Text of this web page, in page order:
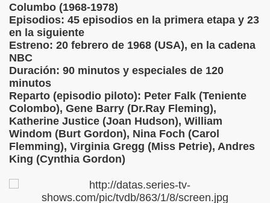
Columbo (1968-1978)
Episodios: 45 episodios en la primera etapa y 23
en la siguiente
Estreno: 20 febrero de 1968 (USA), en la cadena
NBC
Duración: 90 minutos y especiales de 120
minutos
Reparto (episodio piloto): Peter Falk (Teniente
Colombo), Gene Barry (Dr.Ray Fleming),
Katherine Justice (Joan Hudson), William
Windom (Burt Gordon), Nina Foch (Carol
Flemming), Virginia Gregg (Miss Petrie), Andres
King (Cynthia Gordon)